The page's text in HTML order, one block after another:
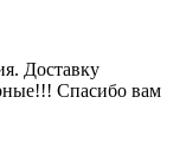
Доставку
Спасибо вам